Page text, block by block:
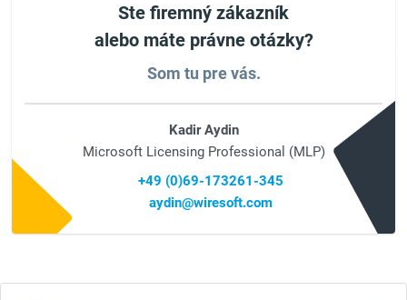
Ste firemný zákazník
alebo máte právne otázky?
Som tu pre vás.
Kadir Aydin
Microsoft Licensing Professional (MLP)
+49 (0)69-173261-345
aydin@wiresoft.com